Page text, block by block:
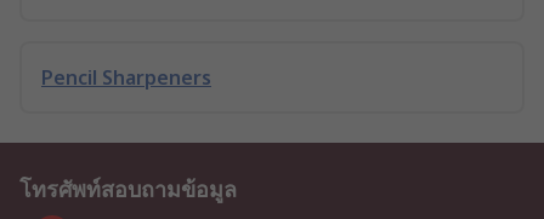
Pencil Sharpeners
โทรศัพท์สอบถามข้อมูล